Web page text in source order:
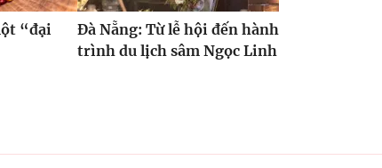
“đại
Đà Nẵng: Từ lễ hội đến hành
trình du lịch sâm Ngọc Linh